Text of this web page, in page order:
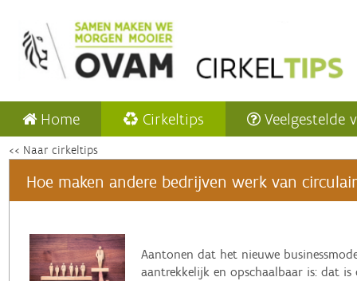
Home Cirkeltips Veelgestelde
<< Naar cirkeltips
Hoe maken andere bedrijven werk van
‌Aantonen dat het nieuwe
aantrekkelijk en opschaalbaar is: dat is